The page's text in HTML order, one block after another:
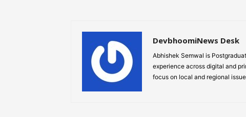
DevbhoomiNews Desk
Abhishek Semwal is
experience across digital and
focus on local and regional